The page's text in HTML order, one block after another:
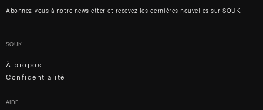
Abonnez-vous à notre newsletter et recevez les dernières nouvelles sur SOUK.
SOUK
À propos
Confidentialité
AIDE